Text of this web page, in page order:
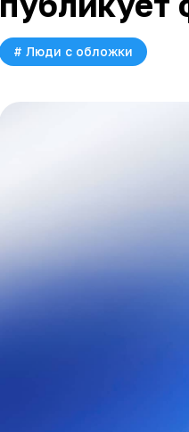
# Люди с обложки